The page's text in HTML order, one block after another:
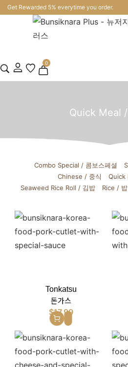
Get Rewarded 5% everytime you order.
0
Quick Meal
Combo Special / 콤보스페셜
Chinese / 중식
Quick
Seaweed Rice Roll / 김밥
Rice / 밥
Tonkatsu
돈가스
$17.99